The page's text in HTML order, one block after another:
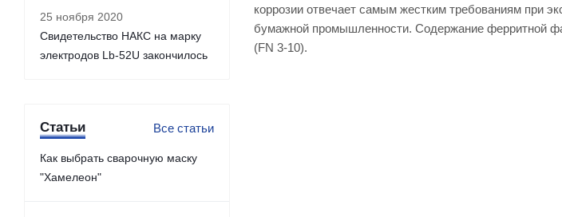
коррозии отвечает самым жестким требованиям при
бумажной промышленности. Содержание ферритной
(FN 3-10).
25 ноября 2020
Свидетельство НАКС на марку
электродов Lb-52U закончилось
Статьи Все статьи
Как выбрать сварочную маску
"Хамелеон"